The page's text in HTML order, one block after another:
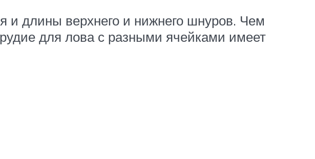
и длины верхнего и нижнего шнуров. Чем
для лова с разными ячейками имеет